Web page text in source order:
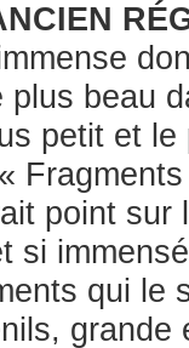
plus beau
petit et
point sur
si
qui le
grande